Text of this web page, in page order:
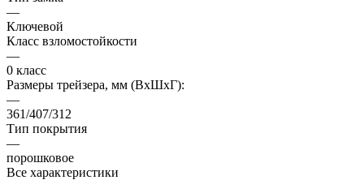
—
Ключевой
Класс взломостойкости
—
0 класс
Размеры трейзера, мм (ВхШхГ):
—
361/407/312
Тип покрытия
—
порошковое
Все характеристики